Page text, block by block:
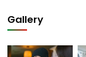
Gallery